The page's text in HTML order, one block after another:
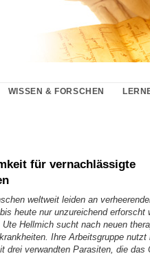
WISSEN & FORSCHEN
für vernachlässigte
weltweit leiden an
heute nur unzureichend erforscht
Hellmich sucht nach neuen
Ihre Arbeitsgruppe nutzt
verwandten Parasiten, die das